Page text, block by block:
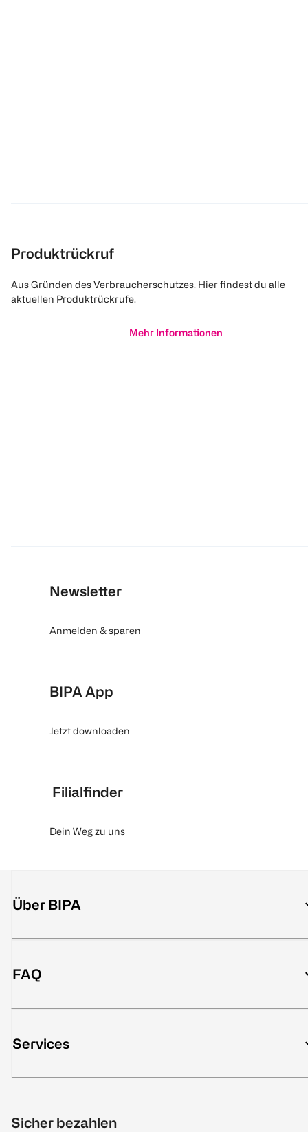
Produktrückruf
Aus Gründen des Verbraucherschutzes. Hier findest du alle
aktuellen Produktrückrufe.
Mehr Informationen
Newsletter
Anmelden & sparen
BIPA App
Jetzt downloaden
Filialfinder
Dein Weg zu uns
Über BIPA
FAQ
Services
Sicher bezahlen